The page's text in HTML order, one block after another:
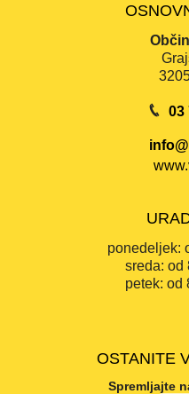
03
ponedeljek:
sreda: od
petek: od
OSTANITE
Spremljajte